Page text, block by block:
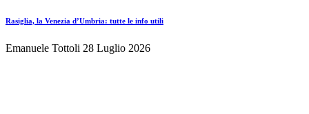
Rasiglia, la Venezia d’Umbria: tutte le info utili
Emanuele Tottoli 28 Luglio 2026